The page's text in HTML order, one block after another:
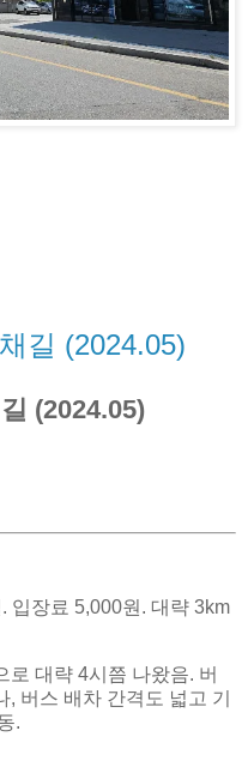
길 (2024.05)
(2024.05)
입장료 5,000원. 대략 3km
로 대략 4시쯤 나왔음. 버
버스 배차 간격도 넓고 기
.